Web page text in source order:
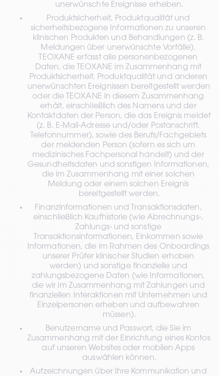
unerwünschte Ereignisse erheben.
Produktsicherheit, Produktqualität und
sicherheitsbezogene Informationen zu unseren
klinischen Produkten und Behandlungen (z. B.
Meldungen über unerwünschte Vorfälle).
TEOXANE erfasst alle personenbezogenen
Daten, die TEOXANE im Zusammenhang mit
Produktsicherheit, Produktqualität und anderen
unerwünschten Ereignissen bereitgestellt werden
oder die TEOXANE in diesem Zusammenhang
erhält, einschließlich des Namens und der
Kontaktdaten der Person, die das Ereignis meldet
(z. B. E-Mail-Adresse und/oder Postanschrift,
Telefonnummer), sowie des Berufs/Fachgebiets
der meldenden Person (sofern es sich um
medizinisches Fachpersonal handelt) und der
Gesundheitsdaten und sonstigen Informationen,
die im Zusammenhang mit einer solchen
Meldung oder einem solchen Ereignis
bereitgestellt werden.
Finanzinformationen und Transaktionsdaten,
einschließlich Kaufhistorie (wie Abrechnungs-,
Zahlungs- und sonstige
Transaktionsinformationen, Einkommen sowie
Informationen, die im Rahmen des Onboardings
unserer Prüfer klinischer Studien erhoben
werden) und sonstige finanzielle und
zahlungsbezogene Daten (wie Informationen,
die wir im Zusammenhang mit Zahlungen und
finanziellen Interaktionen mit Unternehmen und
Einzelpersonen erheben und aufbewahren
müssen).
Benutzername und Passwort, die Sie im
Zusammenhang mit der Einrichtung eines Kontos
auf unseren Websites oder mobilen Apps
auswählen können.
Aufzeichnungen über Ihre Kommunikation und